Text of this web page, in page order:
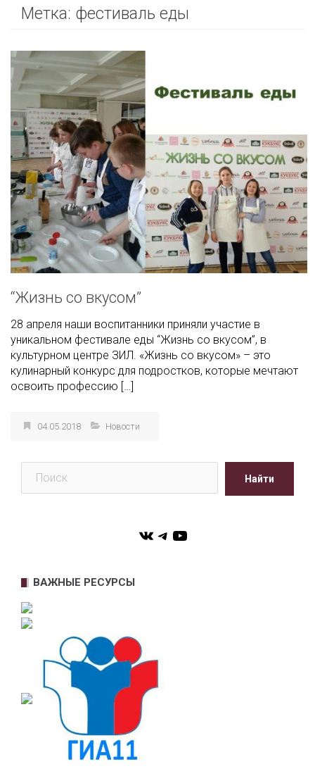
Метка: фестиваль еды
“Жизнь со вкусом”
28 апреля наши воспитанники приняли участие в
уникальном фестивале еды “Жизнь со вкусом”, в
культурном центре ЗИЛ. «Жизнь со вкусом» – это
кулинарный конкурс для подростков, которые мечтают
освоить профессию […]
04.05.2018 Новости
Найти
VKTelegram
YouTube
ВАЖНЫЕ РЕСУРСЫ